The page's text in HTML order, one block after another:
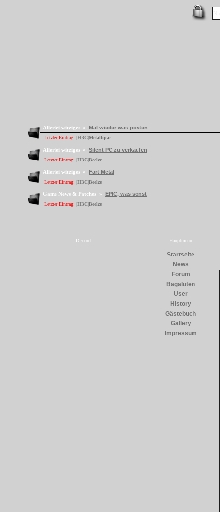
Allerlei witziges » Mal wieder was posten
Letzter Eintrag: |HBC|Metallipar
Allerlei witziges » Silent PC zu verkaufen
Letzter Eintrag: |HBC|Beelze
Allerlei witziges » Fart Metal
Letzter Eintrag: |HBC|Beelze
Game News & Patches » EPIC, was sonst
Letzter Eintrag: |HBC|Beelze
Discord Hauptmenü
Startseite
News
Forum
Bagaluten
User
History
Gästebuch
Gallery
Impressum